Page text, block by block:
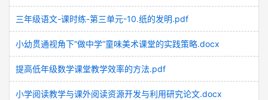
三年级语文-课时练-第三单元-10.纸的发明.pdf
小幼贯通视角下“做中学”童味美术课堂的实践策略.docx
提高低年级数学课堂教学效率的方法.pdf
小学阅读教学与课外阅读资源开发与利用研究论文.docx